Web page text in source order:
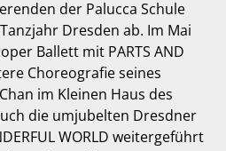
der Palucca Schule
Dresden ab. Im Mai
Ballett mit PARTS AND
Choreografie seines
im Kleinen Haus des
die umjubelten Dresdner
WORLD weitergeführt